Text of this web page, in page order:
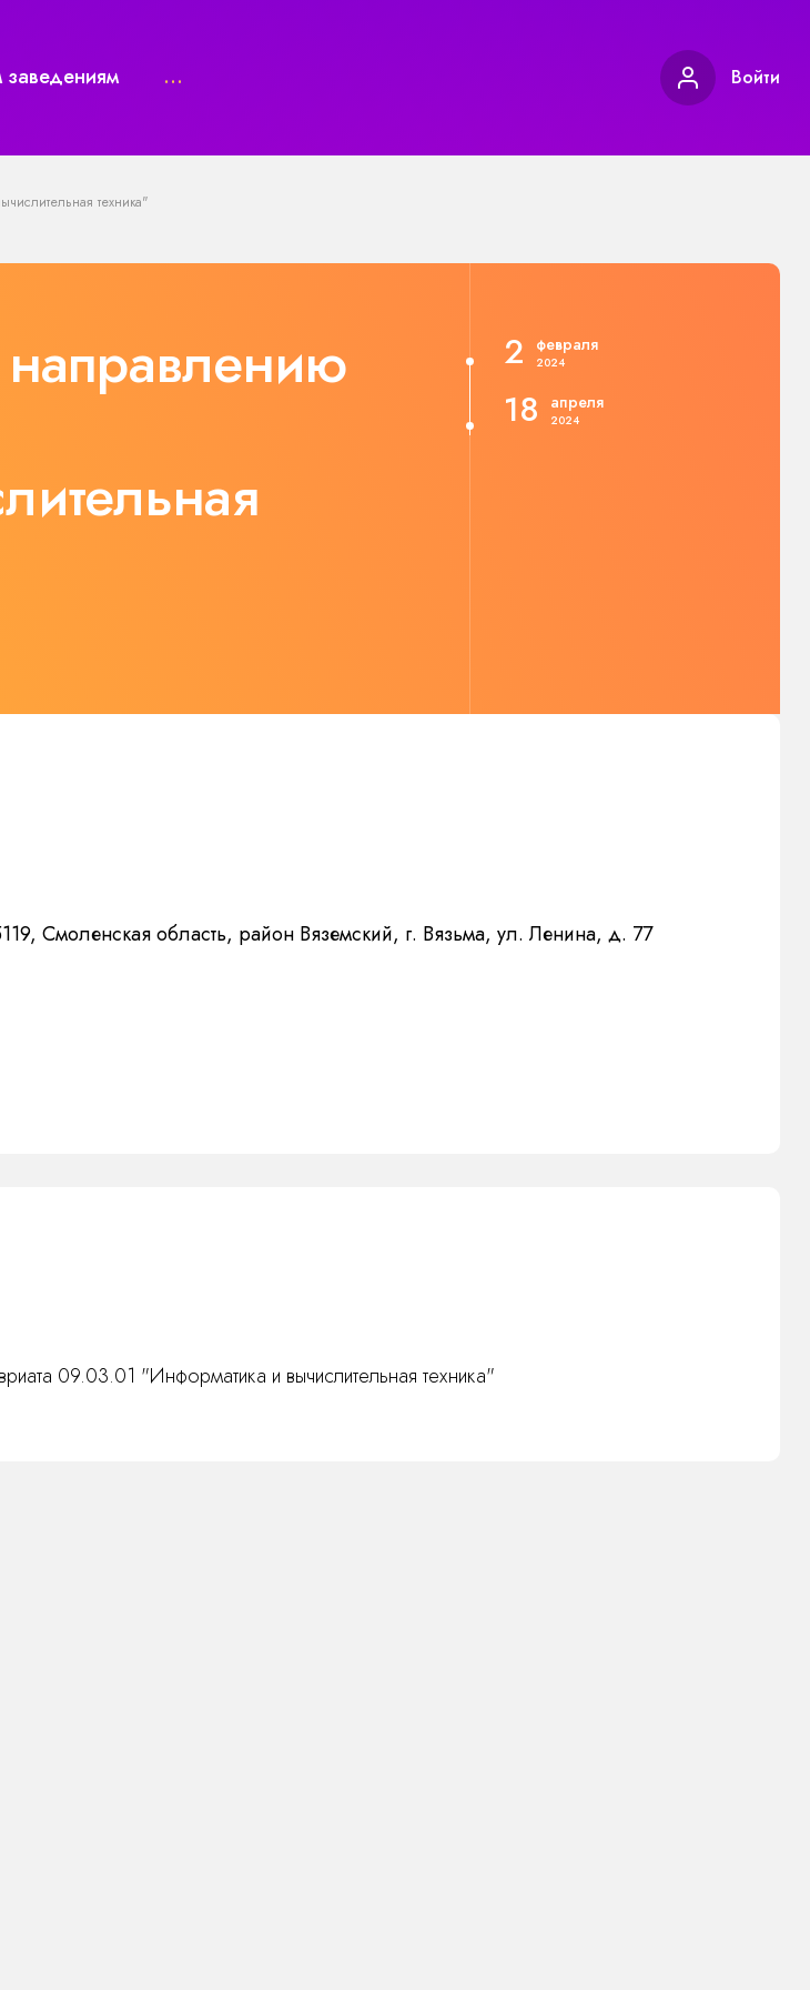
... Войти
техника"
направлению
2 февраля
2024
18 апреля
2024
Смоленская область, район Вяземский, г. Вязьма, ул. Ленина, д. 77
09.03.01 "Информатика и вычислительная техника"